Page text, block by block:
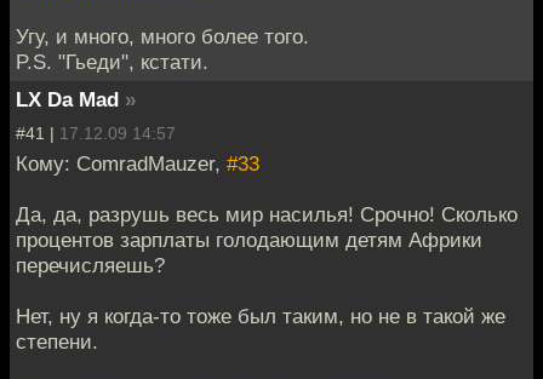
Угу, и много, много более того.
P.S. "Гьеди", кстати.
LX Da Mad »
#41 | 17.12.09 14:57
Кому: ComradMauzer, #33
Да, да, разрушь весь мир насилья! Срочно! Сколько
процентов зарплаты голодающим детям Африки
перечисляешь?
Нет, ну я когда-то тоже был таким, но не в такой же
степени.